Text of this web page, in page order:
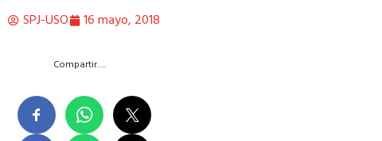
SPJ-USO 16 mayo, 2018
Compartir….